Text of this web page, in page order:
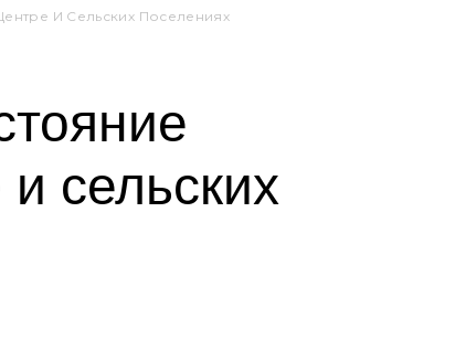
И Сельских Поселениях
сельских